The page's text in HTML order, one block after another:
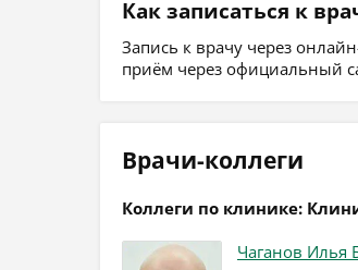
Как записаться к
Запись к врачу через
приём через официальный
Врачи-коллеги
Коллеги по клинике:
Чаганов Илья